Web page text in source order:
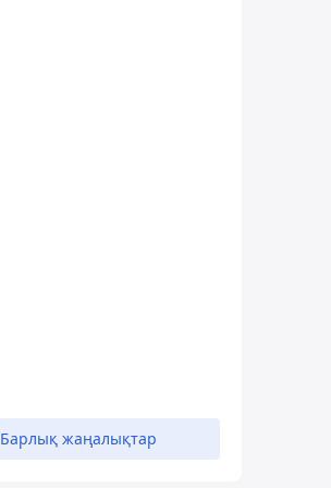
Барлық жаңалықтар